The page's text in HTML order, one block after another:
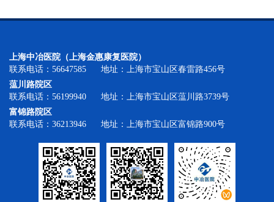
上海中冶医院（上海金惠康复医院）
联系电话：56647585 地址：上海市宝山区春雷路456号
蕰川路院区
联系电话：56199940 地址：上海市宝山区蕰川路3739号
富锦路院区
联系电话：36213946 地址：上海市宝山区富锦路900号